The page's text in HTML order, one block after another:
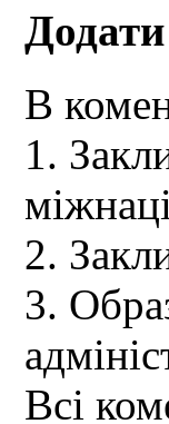
В
1.
2.
3.
Всі